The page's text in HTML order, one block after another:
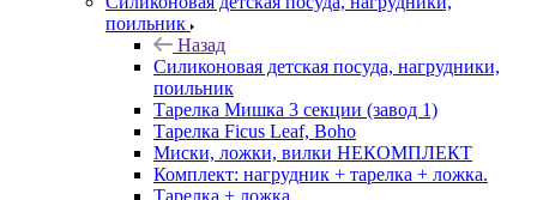
поильник
Назад
Силиконовая детская посуда, нагрудники,
поильник
Тарелка Мишка 3 секции (завод 1)
Тарелка Ficus Leaf, Boho
Миски, ложки, вилки НЕКОМПЛЕКТ
Комплект: нагрудник + тарелка + ложка.
Тарелка + ложка